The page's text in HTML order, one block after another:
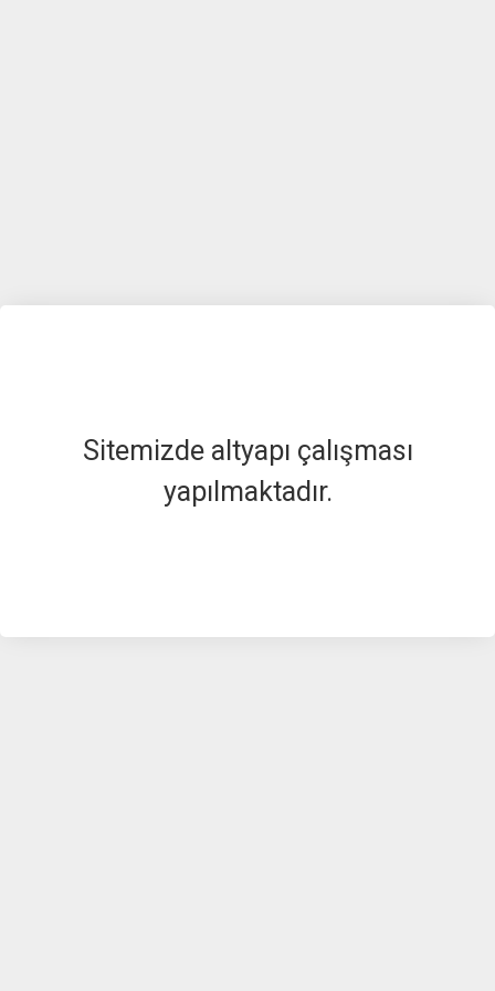
Sitemizde altyapı çalışması
yapılmaktadır.